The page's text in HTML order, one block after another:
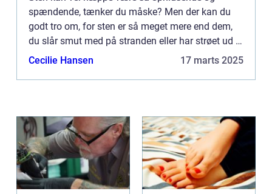
spændende, tænker du måske? Men der kan du
godt tro om, for sten er så meget mere end dem,
du slår smut med på stranden eller har strøet ud i
mindre...
Cecilie Hansen 17 marts 2025